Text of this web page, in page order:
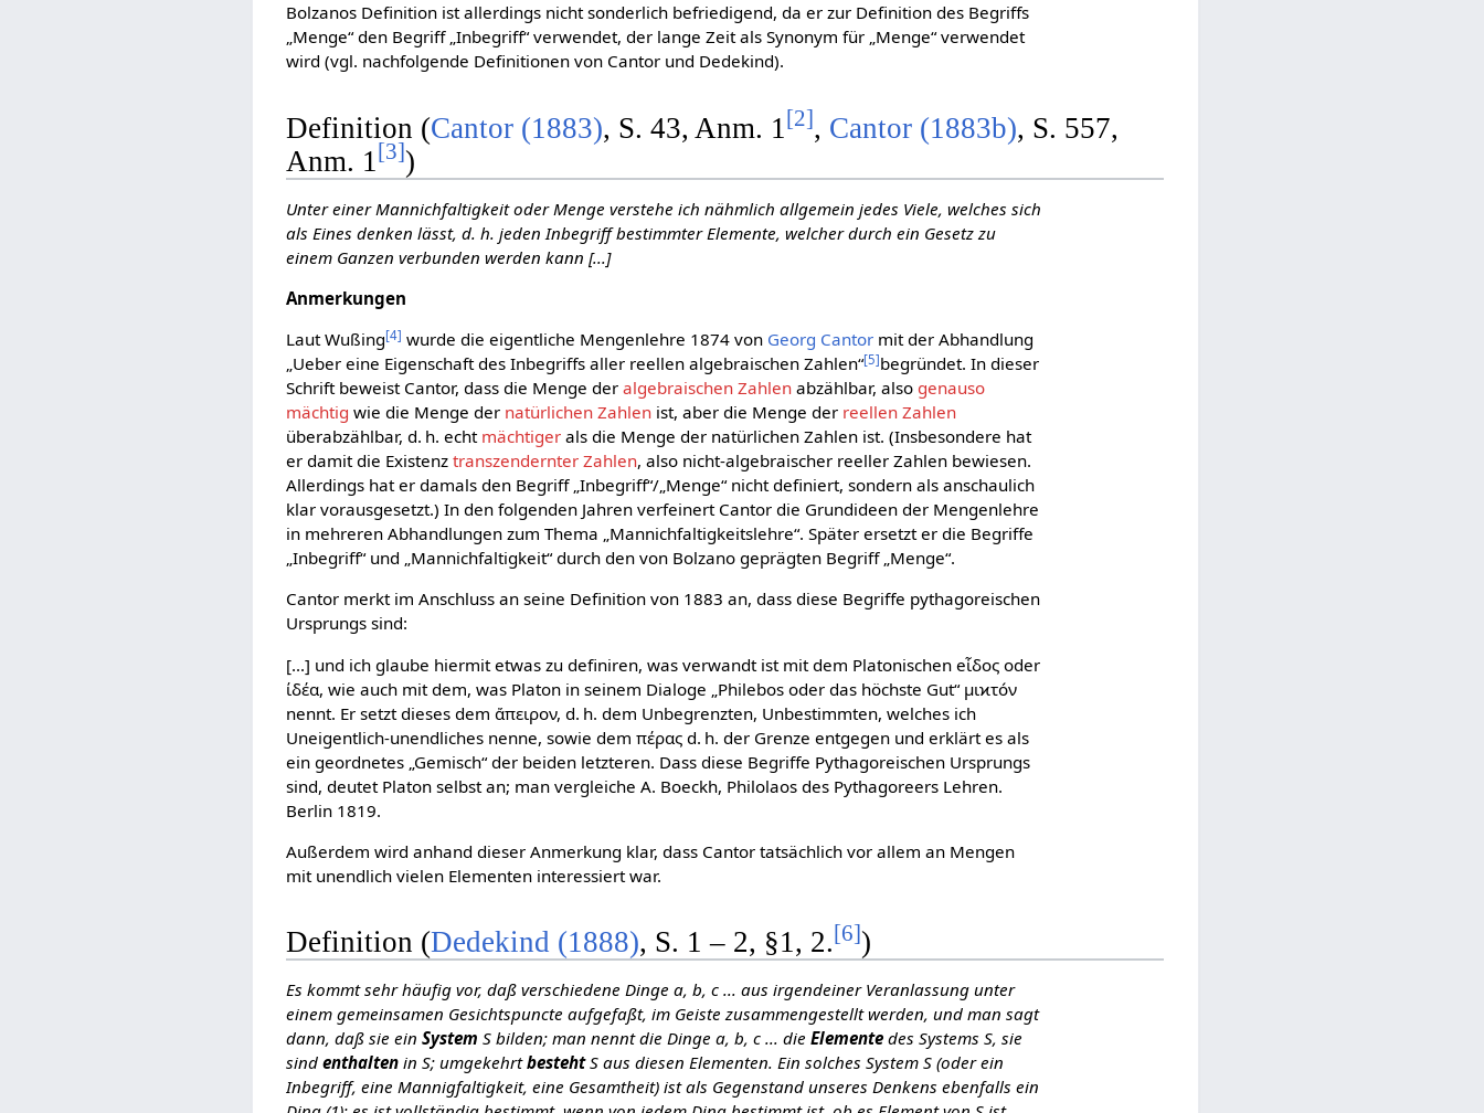
Bolzanos Definition ist allerdings nicht sonderlich befriedigend, da er zur Definition des Begriffs
„Menge“ den Begriff „Inbegriff“ verwendet, der lange Zeit als Synonym für „Menge“ verwendet
wird (vgl. nachfolgende Definitionen von Cantor und Dedekind).
Definition (Cantor (1883), S. 43, Anm. 1 [2], Cantor (1883b), S. 557,
Anm. 1 [3])
Unter einer Mannichfaltigkeit oder Menge verstehe ich nähmlich allgemein jedes Viele, welches sich
als Eines denken lässt, d. h. jeden Inbegriff bestimmter Elemente, welcher durch ein Gesetz zu
einem Ganzen verbunden werden kann [...]
Anmerkungen
Laut Wußing[4] wurde die eigentliche Mengenlehre 1874 von Georg Cantor mit der Abhandlung
„Ueber eine Eigenschaft des Inbegriffs aller reellen algebraischen Zahlen“[5]begründet. In dieser
Schrift beweist Cantor, dass die Menge deralgebraischen Zahlen abzählbar, also genauso
mächtig wie die Menge der natürlichen Zahlen ist, aber die Menge der reellen Zahlen
überabzählbar, d. h. echt mächtiger als die Menge der natürlichen Zahlen ist. (Insbesondere hat
er damit die Existenztranszendernter Zahlen, also nicht-algebraischer reeller Zahlen bewiesen.
Allerdings hat er damals den Begriff „Inbegriff“/„Menge“ nicht definiert, sondern als anschaulich
klar vorausgesetzt.) In den folgenden Jahren verfeinert Cantor die Grundideen der Mengenlehre
in mehreren Abhandlungen zum Thema „Mannichfaltigkeitslehre“. Später ersetzt er die Begriffe
„Inbegriff“ und „Mannichfaltigkeit“ durch den von Bolzano geprägten Begriff „Menge“.
Cantor merkt im Anschluss an seine Definition von 1883 an, dass diese Begriffe pythagoreischen
Ursprungs sind:
[...] und ich glaube hiermit etwas zu definiren, was verwandt ist mit dem Platonischen eἶδος oder
ίδέα, wie auch mit dem, was Platon in seinem Dialoge „Philebos oder das höchste Gut“ μιϰτóν
nennt. Er setzt dieses dem ἄπειρον, d. h. dem Unbegrenzten, Unbestimmten, welches ich
Uneigentlich-unendliches nenne, sowie dem πέρας d. h. der Grenze entgegen und erklärt es als
ein geordnetes „Gemisch“ der beiden letzteren. Dass diese Begriffe Pythagoreischen Ursprungs
sind, deutet Platon selbst an; man vergleiche A. Boeckh, Philolaos des Pythagoreers Lehren.
Berlin 1819.
Außerdem wird anhand dieser Anmerkung klar, dass Cantor tatsächlich vor allem an Mengen
mit unendlich vielen Elementen interessiert war.
Definition (Dedekind (1888), S. 1 – 2, §1, 2. [6])
Es kommt sehr häufig vor, daß verschiedene Dingea,b,c ... aus irgendeiner Veranlassung unter
einem gemeinsamen Gesichts­puncte aufgefaßt, im Geiste zusammengestellt werden, und man sagt
dann, daß sie einSystem S bilden; man nennt die Dingea,b,c ... dieElemente des Systems S, sie
sindenthalten in S; umgekehrtbestehtS aus diesen Elementen. Ein solches System S (oder ein
Inbegriff, eine Mannigfaltigkeit, eine Gesamtheit) ist als Gegenstand unseres Denkens ebenfalls ein